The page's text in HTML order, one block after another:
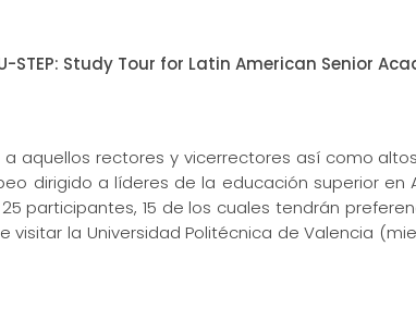
STEP: Study Tour for Latin American Senior
a aquellos rectores y vicerrectores así como
dirigido a líderes de la educación superior en
participantes, 15 de los cuales tendrán
visitar la Universidad Politécnica de Valencia